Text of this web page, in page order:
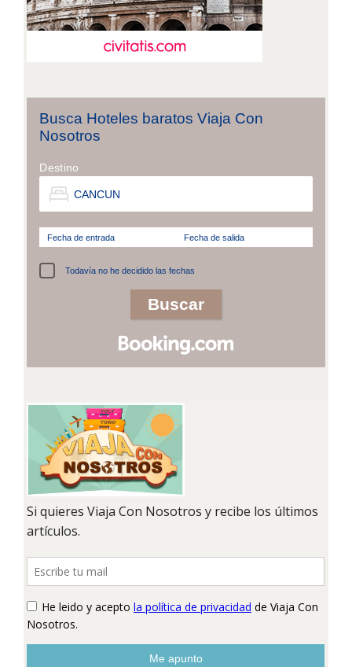
Busca Hoteles baratos Viaja Con
Nosotros
Destino
Fecha de entrada Fecha de salida
Todavía no he decidido las fechas